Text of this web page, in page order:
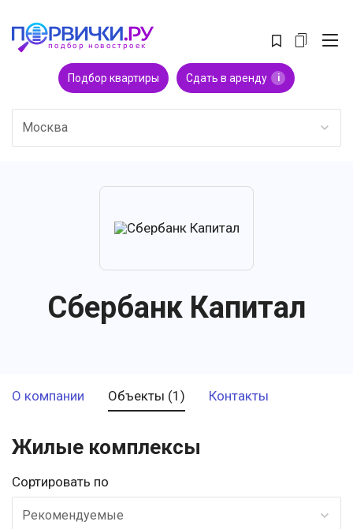
Подбор квартиры Сдать в аренду i
Москва
Сбербанк Капитал
О компании Объекты (1) Контакты
Жилые комплексы
Сортировать по
Рекомендуемые